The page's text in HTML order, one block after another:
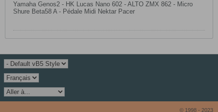
Yamaha Genos2 - HK Lucas Nano 602 - ALTO ZMX 862 - Micro
Shure Beta58 A - Pédale Midi Nektar Pacer
© 1998 - 2023